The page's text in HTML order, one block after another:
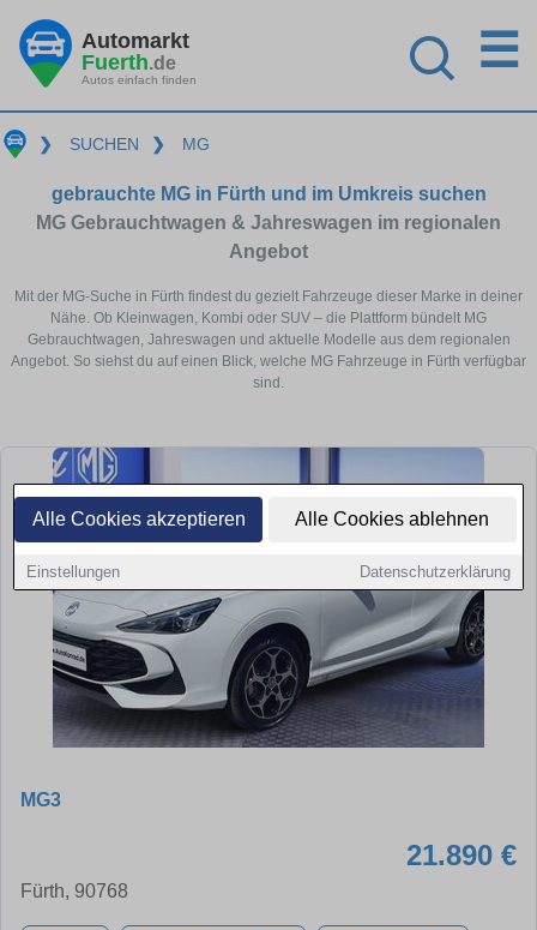
Alle Cookies akzeptieren Alle Cookies ablehnen
Einstellungen Datenschutzerklärung
Automarkt
Fuerth.de
Autos einfach finden
☰
❯ SUCHEN ❯ MG
gebrauchte MG in Fürth und im Umkreis suchen
MG Gebrauchtwagen & Jahreswagen im regionalen
Angebot
Mit der MG-Suche in Fürth findest du gezielt Fahrzeuge dieser Marke in deiner
Nähe. Ob Kleinwagen, Kombi oder SUV – die Plattform bündelt MG
Gebrauchtwagen, Jahreswagen und aktuelle Modelle aus dem regionalen
Angebot. So siehst du auf einen Blick, welche MG Fahrzeuge in Fürth verfügbar
sind.
MG3
21.890 €
Fürth, 90768